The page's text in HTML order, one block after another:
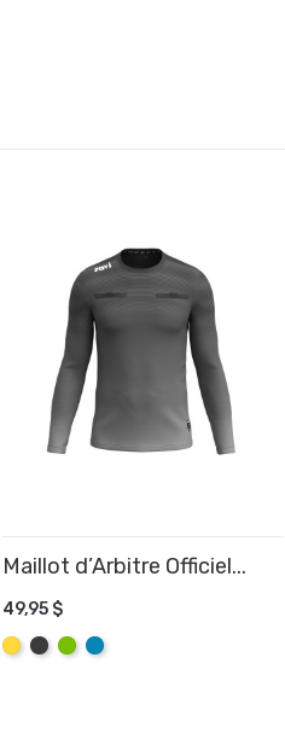
Maillot d’Arbitre Officiel...
49,95 $
JauneGraphite
LimeAqua
AJOUTER AU PANIER